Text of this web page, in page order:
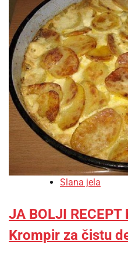
Slana jela
JA BOLJI
Krompir za čistu